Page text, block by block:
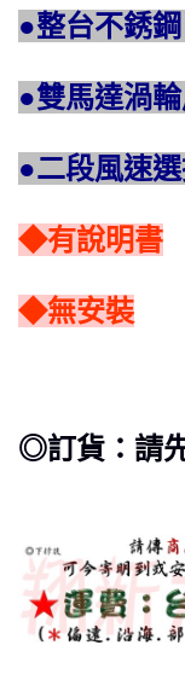
●整台不銹
●雙馬達渦
●二段風速
◆有說明書
◆無安裝
◎訂貨 ：請